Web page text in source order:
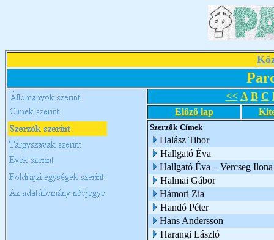
<< A B C
Előző lap
Szerzők Címek
Halász Tibor
Hallgató Éva
Hallgató Éva – Vercseg Ilona
Halmai Gábor
Hámori Zia
Handó Péter
Hans Andersson
Harangi László